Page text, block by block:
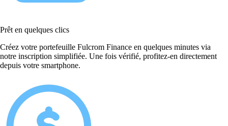
Prêt en quelques clics
Créez votre portefeuille Fulcrom Finance en quelques minutes via
notre inscription simplifiée. Une fois vérifié, profitez-en directement
depuis votre smartphone.